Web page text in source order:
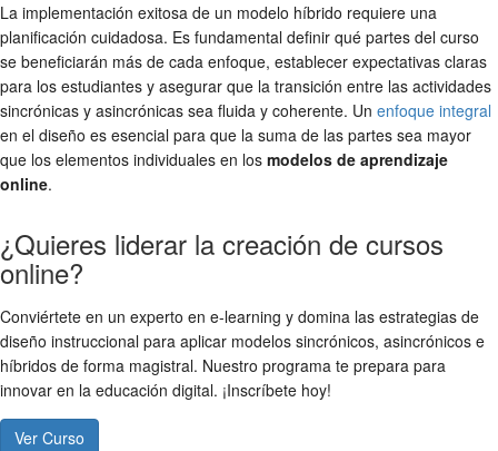
La implementación exitosa de un modelo híbrido requiere una
planificación cuidadosa. Es fundamental definir qué partes del curso
se beneficiarán más de cada enfoque, establecer expectativas claras
para los estudiantes y asegurar que la transición entre las actividades
sincrónicas y asincrónicas sea fluida y coherente. Un enfoque integral
en el diseño es esencial para que la suma de las partes sea mayor
que los elementos individuales en los modelos de aprendizaje
online.
¿Quieres liderar la creación de cursos
online?
Conviértete en un experto en e-learning y domina las estrategias de
diseño instruccional para aplicar modelos sincrónicos, asincrónicos e
híbridos de forma magistral. Nuestro programa te prepara para
innovar en la educación digital. ¡Inscríbete hoy!
Ver Curso